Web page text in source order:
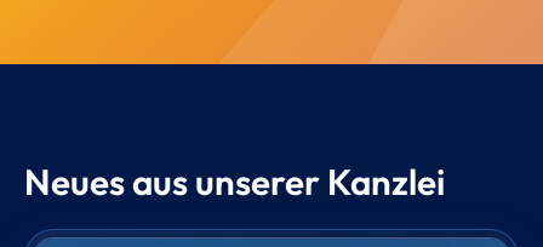
Neues aus unserer Kanzlei